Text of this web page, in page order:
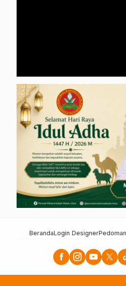
BerandaLogin Designer